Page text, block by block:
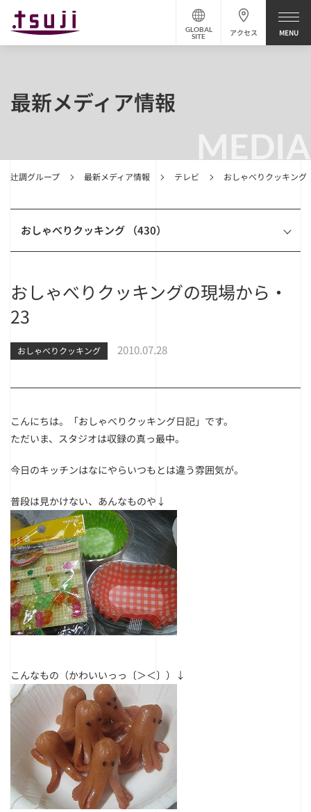
アクセス
GLOBAL
SITE
MEDIA
辻調グループ 最新メディア情報 テレビ おしゃべりクッキング
最新メディア情報
おしゃべりクッキング （430）
おしゃべりクッキングの現場から・
23
おしゃべりクッキング 2010.07.28
こんにちは。「おしゃべりクッキング日記」です。
ただいま、スタジオは収録の真っ最中。
今日のキッチンはなにやらいつもとは違う雰囲気が。
普段は見かけない、あんなものや↓
こんなもの（かわいいっっ〔＞＜〕）↓